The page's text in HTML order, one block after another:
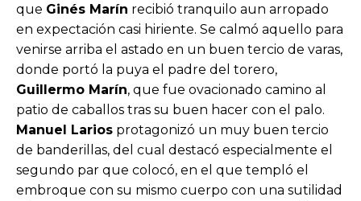
que Ginés Marín recibió tranquilo aun arropado
en expectación casi hiriente. Se calmó aquello para
venirse arriba el astado en un buen tercio de varas,
donde portó la puya el padre del torero,
Guillermo Marín, que fue ovacionado camino al
patio de caballos tras su buen hacer con el palo.
Manuel Larios protagonizó un muy buen tercio
de banderillas, del cual destacó especialmente el
segundo par que colocó, en el que templó el
embroque con su mismo cuerpo con una sutilidad